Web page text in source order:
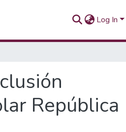
Log In
República